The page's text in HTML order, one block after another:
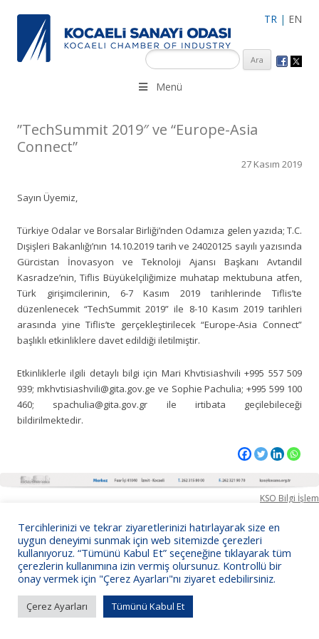
TR | EN
KSO 3500’ü aşkın sanayi kuruluşuna uzman çalışanları ile İzmit
Merkez, Çayırova, Dilovası, Gebze ve İMES OSB’deki ofisleri ile
Menü
”TechSummit 2019″ ve “Europe-Asia
Connect”
27 Kasım 2019
Sayın Üyemiz,
Türkiye Odalar ve Borsalar Birliği’nden Odamıza gelen yazıda; T.C.
Dışişleri Bakanlığı’nın 14.10.2019 tarih ve 24020125 sayılı yazısında
Gürcistan İnovasyon ve Teknoloji Ajansı Başkanı Avtandil
Kasradze’nin, Tiflis Büyükelçiliğimize muhatap mektubuna atfen,
Türk girişimcilerinin, 6-7 Kasım 2019 tarihlerinde Tiflis’te
düzenlenecek “TechSummit 2019” ile 8-10 Kasım 2019 tarihleri
arasında yine Tiflis’te gerçekleştirilecek “Europe-Asia Connect”
başlıklı etkinliklere davet edildiği iletilmiştir.
Etkinliklerle ilgili detaylı bilgi için Mari Khvtisiashvili +995 557 509
939; mkhvtisiashvili@gita.gov.ge ve Sophie Pachulia; +995 599 100
460; spachulia@gita.gov.gr ile irtibata geçilebileceği
bildirilmektedir.
KSO Bilgi İşlem
Tercihlerinizi ve tekrar ziyaretlerinizi hatırlayarak size en
uygun deneyimi sunmak için web sitemizde çerezleri
kullanıyoruz. “Tümünü Kabul Et” seçeneğine tıklayarak tüm
çerezlerin kullanımına izin vermiş olursunuz. Kontrollü bir
onay vermek için "Çerez Ayarları"nı ziyaret edebilirsiniz.
Çerez Ayarları Tümünü Kabul Et